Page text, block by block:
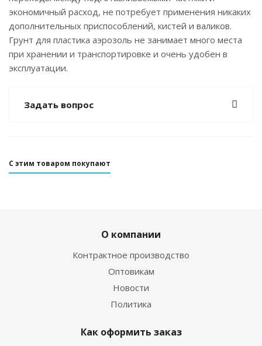
экономичный расход, не потребует применения никаких
дополнительных приспособлений, кистей и валиков.
Грунт для пластика аэрозоль не занимает много места
при хранении и транспортировке и очень удобен в
эксплуатации.
Задать вопрос
С этим товаром покупают
О компании
Контрактное производство
Оптовикам
Новости
Политика
Как оформить заказ